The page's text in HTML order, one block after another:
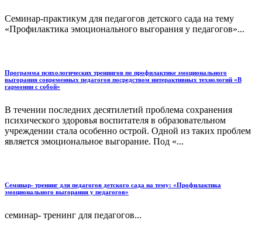
Семинар-практикум для педагогов детского сада на тему
«Профилактика эмоционального выгорания у педагогов»...
Программа психологических тренингов по профилактике эмоционального
выгорания современных педагогов посредством интерактивных технологий «В
гармонии с собой»
В течении последних десятилетий проблема сохранения
психического здоровья воспитателя в образовательном
учреждении стала особенно острой. Одной из таких проблем
является эмоциональное выгорание. Под «...
Семинар- тренинг для педагогов детского сада на тему: «Профилактика
эмоционального выгорания у педагогов»
семинар- тренинг для педагогов...